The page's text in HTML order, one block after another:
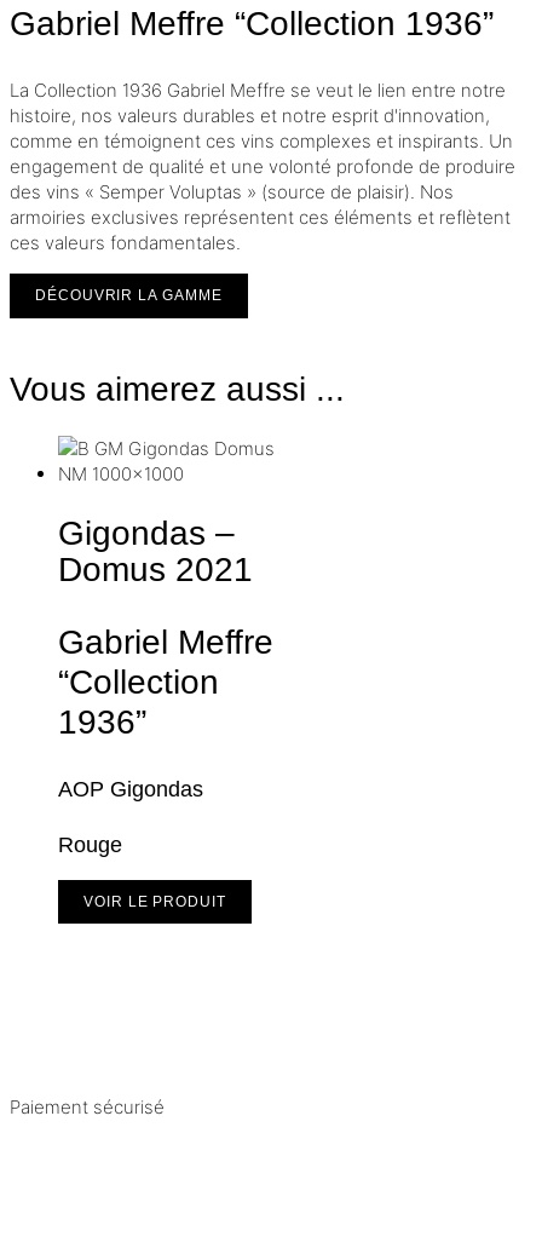
Gabriel Meffre “Collection 1936”
La Collection 1936 Gabriel Meffre se veut le lien entre notre
histoire, nos valeurs durables et notre esprit d'innovation,
comme en témoignent ces vins complexes et inspirants. Un
engagement de qualité et une volonté profonde de produire
des vins « Semper Voluptas » (source de plaisir). Nos
armoiries exclusives représentent ces éléments et reflètent
ces valeurs fondamentales.
DÉCOUVRIR LA GAMME
Vous aimerez aussi ...
Gigondas –
Domus 2021
Gabriel Meffre
“Collection
1936”
AOP Gigondas
Rouge
VOIR LE PRODUIT
Paiement sécurisé